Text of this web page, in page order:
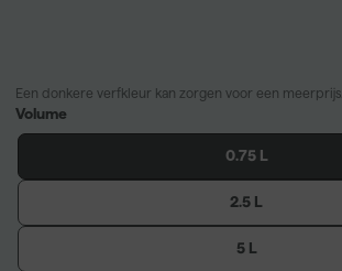
Een donkere verfkleur kan zorgen voor een meerprijs.
Volume
0.75 L
2.5 L
5 L